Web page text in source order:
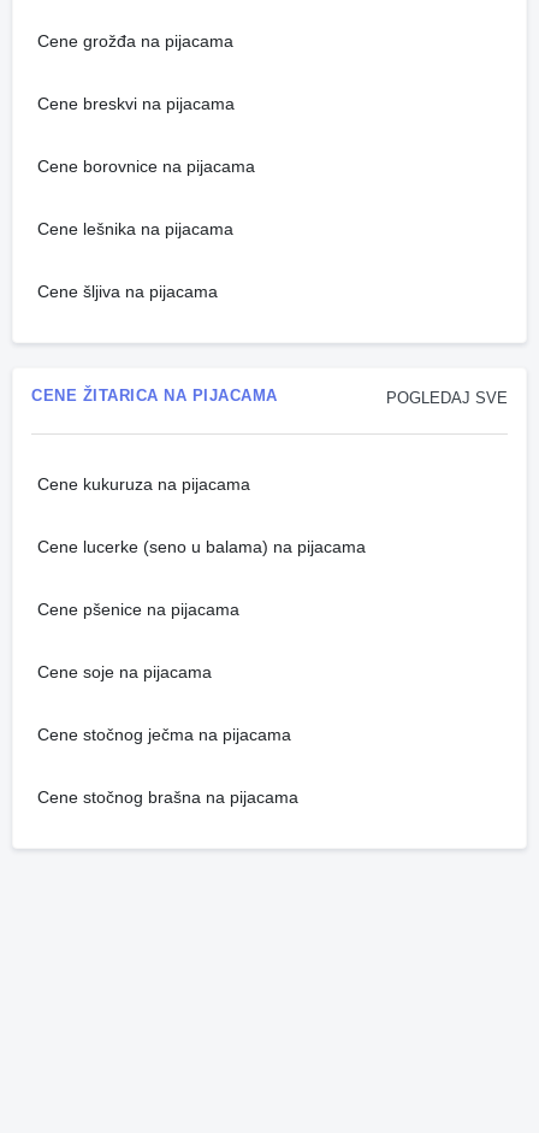
Cene grožđa na pijacama
Cene breskvi na pijacama
Cene borovnice na pijacama
Cene lešnika na pijacama
Cene šljiva na pijacama
POGLEDAJ SVE
CENE ŽITARICA NA PIJACAMA
Cene kukuruza na pijacama
Cene lucerke (seno u balama) na pijacama
Cene pšenice na pijacama
Cene soje na pijacama
Cene stočnog ječma na pijacama
Cene stočnog brašna na pijacama